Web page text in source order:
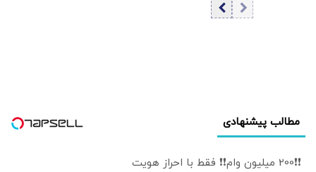
حذف نمی شد با
شروع جنگ قحطی
چه زمانی باید دست
مطالب پیشنهادی
❗❗200 میلیون وام❗❗ فقط با احراز هویت